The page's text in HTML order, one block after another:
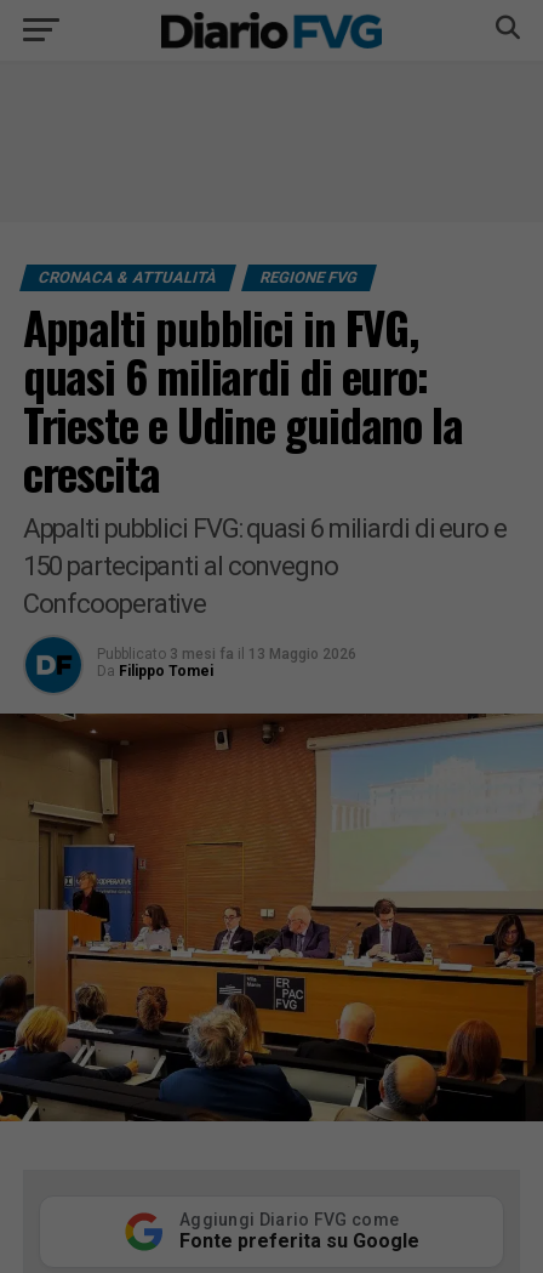
CRONACA & ATTUALITÀ REGIONE FVG
Appalti pubblici in FVG,
quasi 6 miliardi di euro:
Trieste e Udine guidano la
crescita
Appalti pubblici FVG: quasi 6 miliardi di euro e
150 partecipanti al convegno
Confcooperative
Pubblicato 3 mesi fa il 13 Maggio 2026
Da Filippo Tomei
Aggiungi Diario FVG come
Fonte preferita su Google